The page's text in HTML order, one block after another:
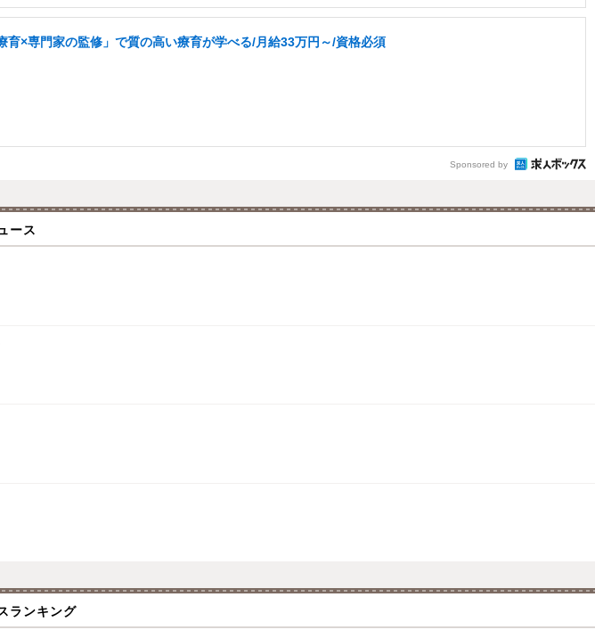
×専門家の監修」で質の高い療育が学べる/月給33万円～/資格必須
Sponsored by
ース
ランキング